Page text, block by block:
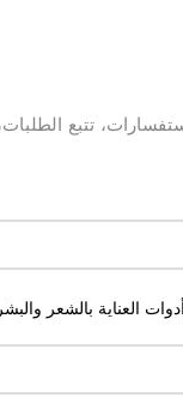
تتبع
العناية بالشعر